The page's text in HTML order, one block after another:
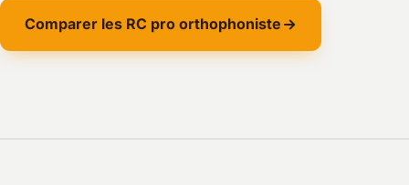
Comparer les RC pro orthophoniste